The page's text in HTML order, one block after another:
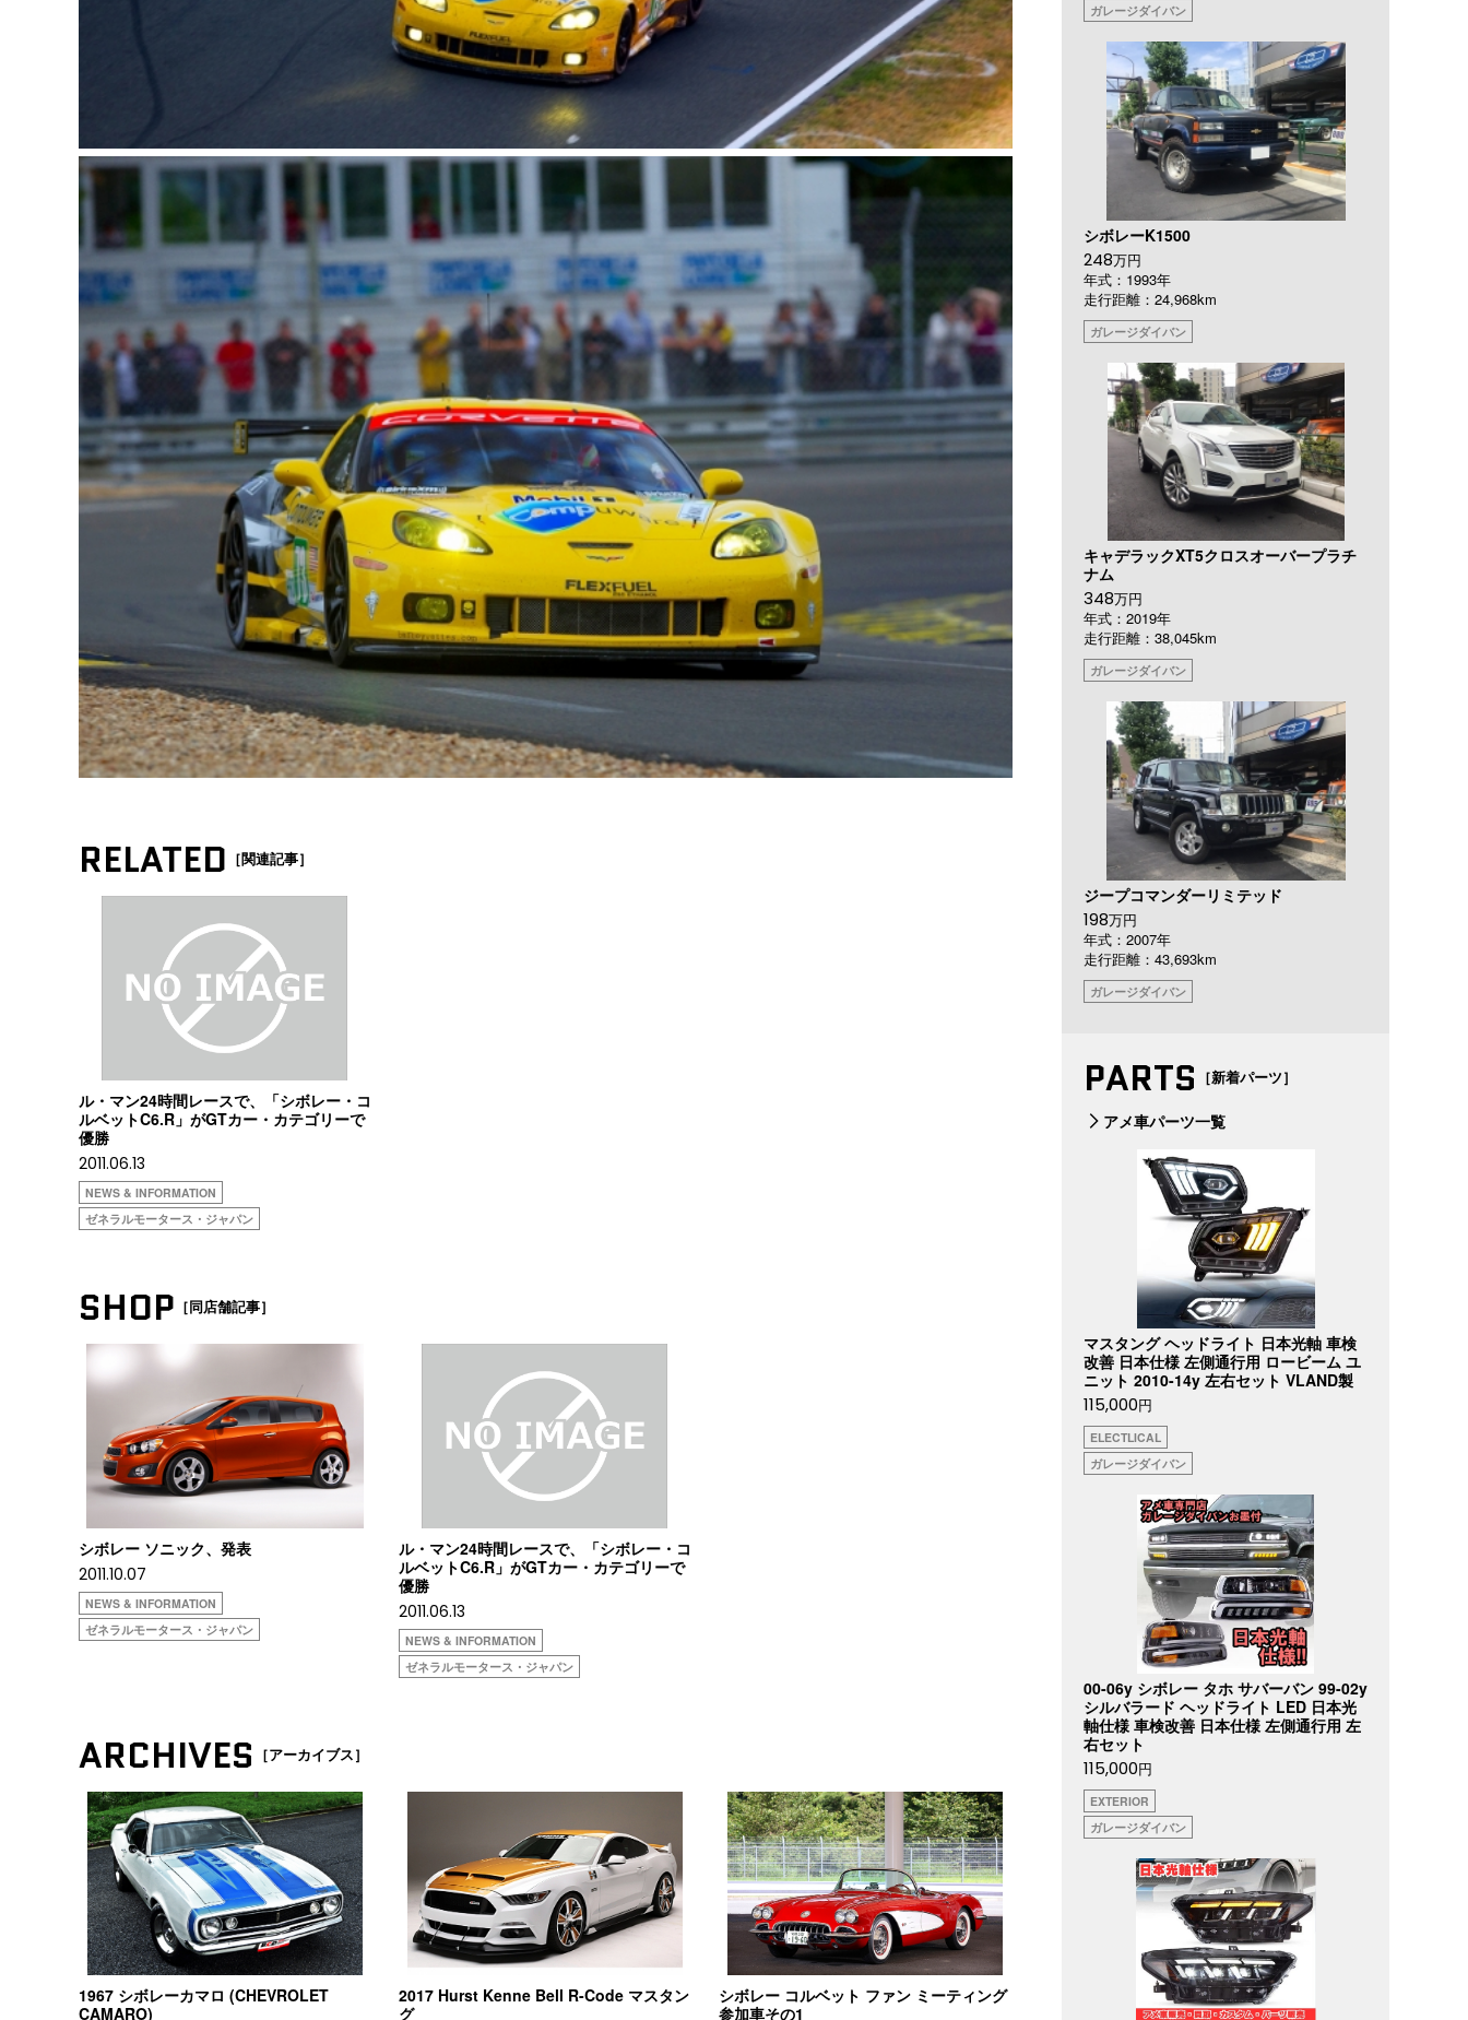
RELATED ［関連記事］
ル・マン24時間レースで、「シボレー・コ
ルベットC6.R」がGTカー・カテゴリーで
優勝
2011.06.13
NEWS & INFORMATION
ゼネラルモータース・ジャパン
SHOP ［同店舗記事］
シボレー ソニック、発表
2011.10.07
NEWS & INFORMATION
ゼネラルモータース・ジャパン
ル・マン24時間レースで、「シボレー・コ
ルベットC6.R」がGTカー・カテゴリーで
優勝
2011.06.13
NEWS & INFORMATION
ゼネラルモータース・ジャパン
ARCHIVES ［アーカイブス］
1967 シボレーカマロ (CHEVROLET
CAMARO)
2017 Hurst Kenne Bell R-Code マスタン
グ
シボレー コルベット ファン ミーティング
参加車その1
ガレージダイバン
シボレーK1500
248万円
年式：1993年
走行距離：24,968km
ガレージダイバン
キャデラックXT5クロスオーバープラチ
ナム
348万円
年式：2019年
走行距離：38,045km
ガレージダイバン
ジープコマンダーリミテッド
198万円
年式：2007年
走行距離：43,693km
ガレージダイバン
PARTS ［新着パーツ］
アメ車パーツ一覧
マスタング ヘッドライト 日本光軸 車検
改善 日本仕様 左側通行用 ロービーム ユ
ニット 2010-14y 左右セット VLAND製
115,000円
ELECTLICAL
ガレージダイバン
00-06y シボレー タホ サバーバン 99-02y
シルバラード ヘッドライト LED 日本光
軸仕様 車検改善 日本仕様 左側通行用 左
右セット
115,000円
EXTERIOR
ガレージダイバン